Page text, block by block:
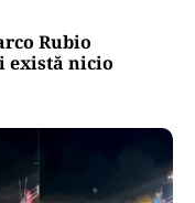
Rubio
există nicio